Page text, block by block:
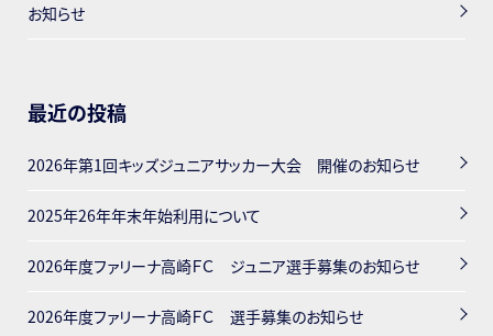
お知らせ
最近の投稿
2026年第1回キッズジュニアサッカー大会 開催のお知らせ
2025年26年年末年始利用について
2026年度ファリーナ高崎ＦＣ ジュニア選手募集のお知らせ
2026年度ファリーナ高崎ＦＣ 選手募集のお知らせ